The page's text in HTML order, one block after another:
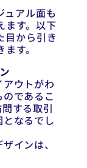
ュアル面も
ます。以下
目から引き
す。
ウトがわ
であるこ
する取引
なるでし
インは、